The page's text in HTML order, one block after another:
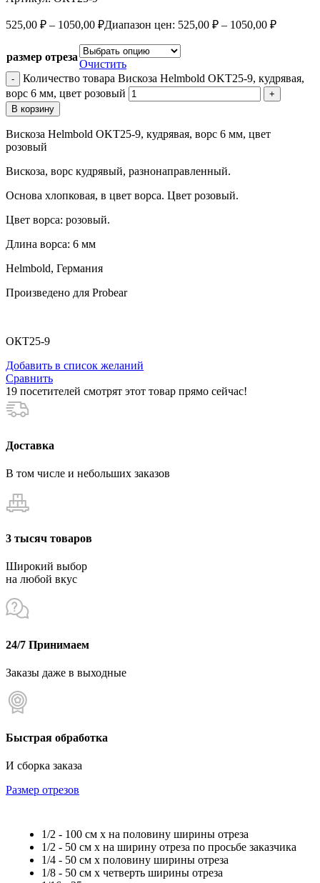
525,00 ₽ – 1050,00 ₽Диапазон цен: 525,00 ₽ – 1050,00 ₽
размер отреза
Очистить
Количество товара Вискоза Helmbold OKT25-9, кудрявая,
ворс 6 мм, цвет розовый
В корзину
Вискоза Helmbold OKT25-9, кудрявая, ворс 6 мм, цвет
розовый
Вискоза, ворс кудрявый, разнонаправленный.
Основа хлопковая, в цвет ворса. Цвет розовый.
Цвет ворса: розовый.
Длина ворса: 6 мм
Helmbold, Германия
Произведено для Probear
ОКТ25-9
Добавить в список желаний
Сравнить
19 посетителей смотрят этот товар прямо сейчас!
Доставка
В том числе и небольших заказов
3 тысяч товаров
Широкий выбор
на любой вкус
24/7 Принимаем
Заказы даже в выходные
Быстрая обработка
И сборка заказа
Размер отрезов
1/2 - 100 см х на половину ширины отреза
1/2 - 50 см х на ширину отреза по просьбе заказчика
1/4 - 50 см х половину ширины отреза
1/8 - 50 см х четверть ширины отреза